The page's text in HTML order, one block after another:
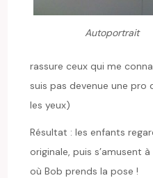
Autoportrait
rassure ceux qui me
suis pas devenue une pro
les yeux)
Résultat : les enfants
originale, puis s’amusent
où Bob prends la pose !